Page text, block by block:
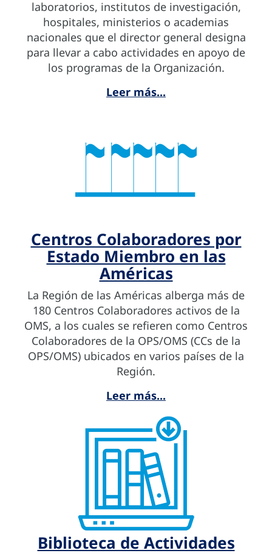
laboratorios, institutos de investigación,
hospitales, ministerios o academias
nacionales que el director general designa
para llevar a cabo actividades en apoyo de
los programas de la Organización.
Leer más...
Centros Colaboradores por
Estado Miembro en las
Américas
La Región de las Américas alberga más de
180 Centros Colaboradores activos de la
OMS, a los cuales se refieren como Centros
Colaboradores de la OPS/OMS (CCs de la
OPS/OMS) ubicados en varios países de la
Región.
Leer más...
Biblioteca de Actividades